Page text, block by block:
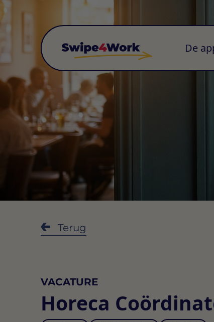
De
Terug
VACATURE
Horeca